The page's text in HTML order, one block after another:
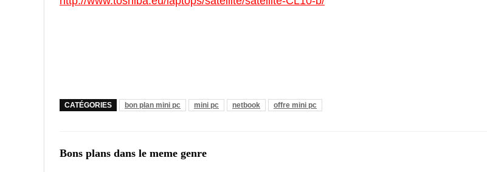
CATÉGORIES bon plan mini pc mini pc netbook offre mini pc
Bons plans dans le meme genre